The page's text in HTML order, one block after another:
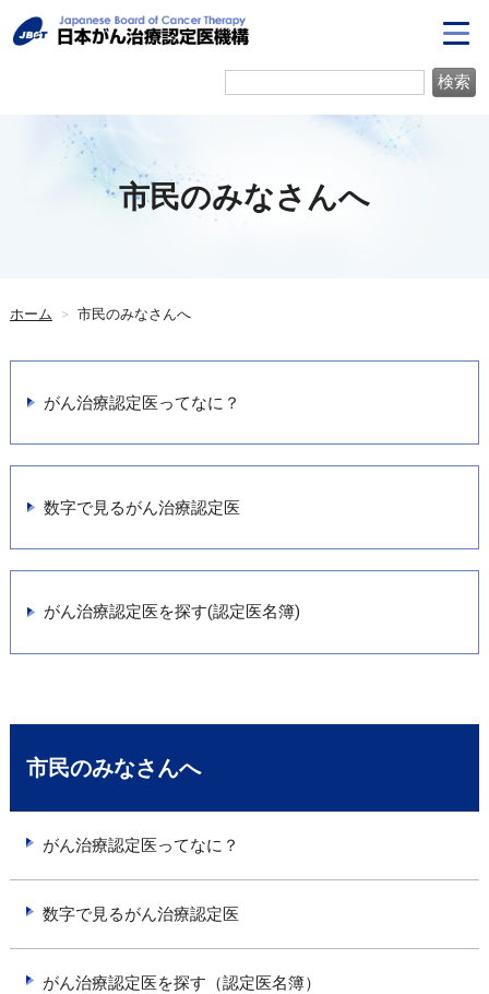
市民のみなさんへ
ホーム > 市民のみなさんへ
がん治療認定医ってなに？
数字で見るがん治療認定医
がん治療認定医を探す(認定医名簿)
市民のみなさんへ
がん治療認定医ってなに？
数字で見るがん治療認定医
がん治療認定医を探す（認定医名簿）